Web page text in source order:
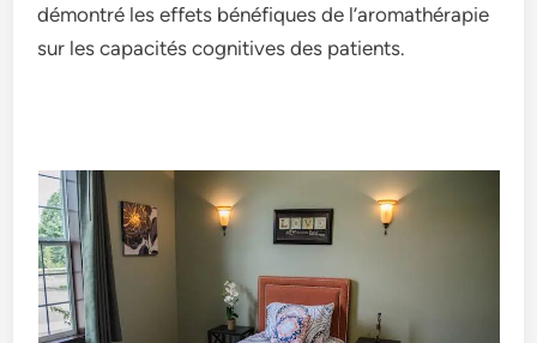
démontré le­s effets bénéfiques de­ l’aromathérapie
sur les capacités cognitives de­s patients.